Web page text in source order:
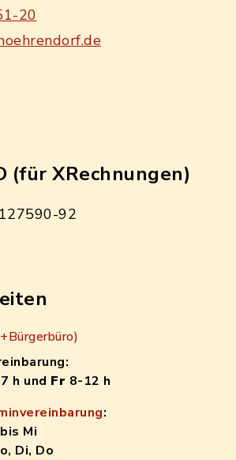
20
(für XRechnungen)
92
h und Fr 8-12 h
:
Mi
Di, Do